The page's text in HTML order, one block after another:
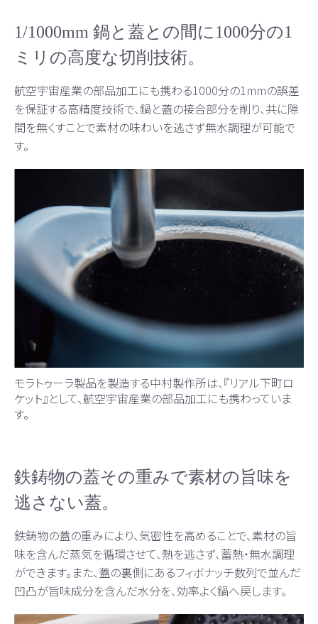
1/1000mm 鍋と蓋との間に1000分の1
ミリの高度な切削技術。
航空宇宙産業の部品加工にも携わる1000分の1mmの誤差
を保証する高精度技術で、鍋と蓋の接合部分を削り、共に隙
間を無くすことで素材の味わいを逃さず無水調理が可能で
す。
モラトゥーラ製品を製造する中村製作所は、『リアル下町ロ
ケット』として、航空宇宙産業の部品加工にも携わっていま
す。
鉄鋳物の蓋その重みで素材の旨味を
逃さない蓋。
鉄鋳物の蓋の重みにより、気密性を高めることで、素材の旨
味を含んだ蒸気を循環させて、熱を逃さず、蓄熱・無水調理
ができます。また、蓋の裏側にあるフィボナッチ数列で並んだ
凹凸が旨味成分を含んだ水分を、効率よく鍋へ戻します。